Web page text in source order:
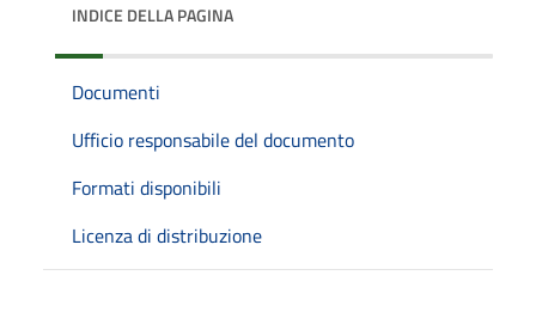
INDICE DELLA PAGINA
Documenti
Ufficio responsabile del documento
Formati disponibili
Licenza di distribuzione